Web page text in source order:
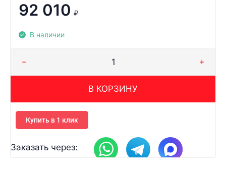
92 010 ₽
В наличии
В КОРЗИНУ
Купить в 1 клик
Заказать через: